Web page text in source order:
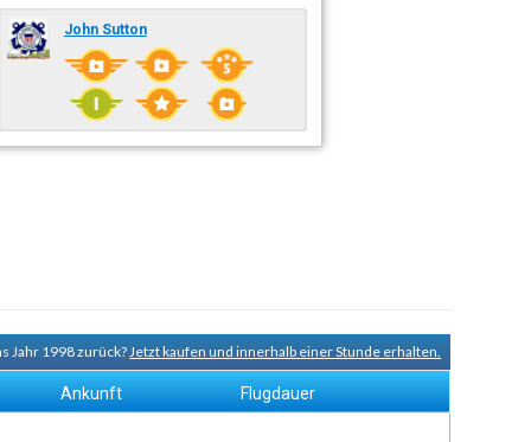
John Sutton
Jahr 1998 zurück?Jetzt kaufen und innerhalb einer Stunde erhalten.
Ankunft Flugdauer